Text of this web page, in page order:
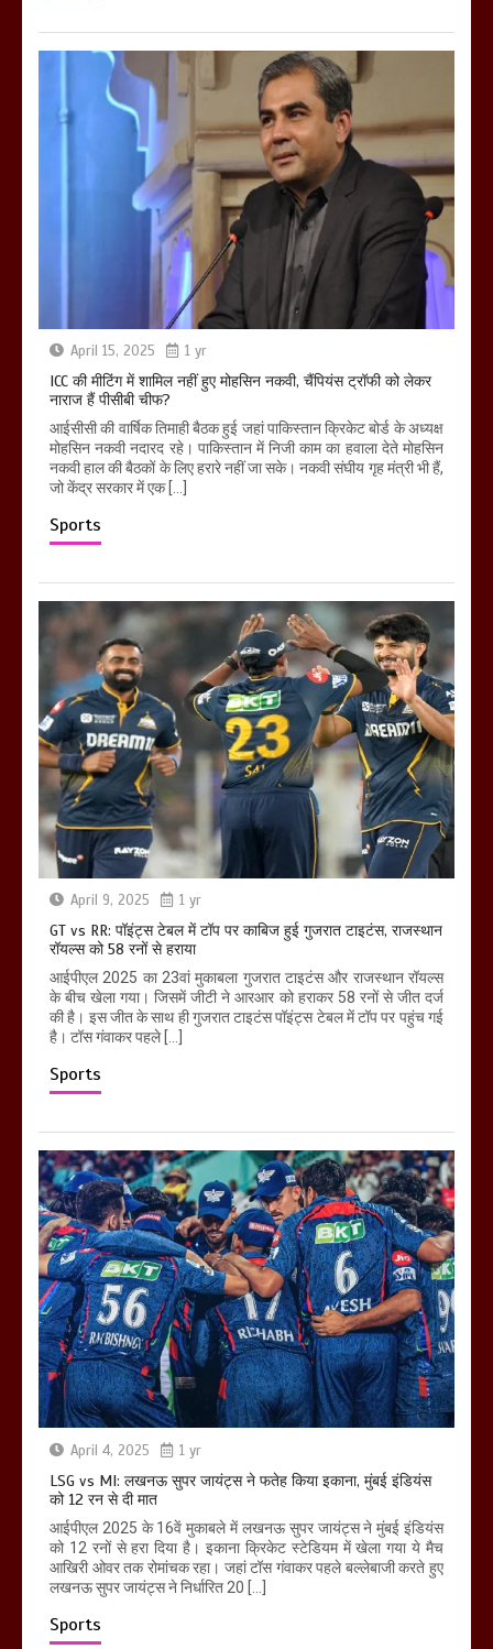
April 15, 2025 1 yr
ICC की मीटिंग में शामिल नहीं हुए मोहसिन नकवी, चैंपियंस ट्रॉफी को लेकर
नाराज हैं पीसीबी चीफ?
आईसीसी की वार्षिक तिमाही बैठक हुई जहां पाकिस्तान क्रिकेट बोर्ड के अध्यक्ष
मोहसिन नकवी नदारद रहे। पाकिस्तान में निजी काम का हवाला देते मोहसिन
नकवी हाल की बैठकों के लिए हरारे नहीं जा सके। नकवी संघीय गृह मंत्री भी हैं,
जो केंद्र सरकार में एक […]
Sports
April 9, 2025 1 yr
GT vs RR: पॉइंट्स टेबल में टॉप पर काबिज हुई गुजरात टाइटंस, राजस्थान
रॉयल्स को 58 रनों से हराया
आईपीएल 2025 का 23वां मुकाबला गुजरात टाइटंस और राजस्थान रॉयल्स
के बीच खेला गया। जिसमें जीटी ने आरआर को हराकर 58 रनों से जीत दर्ज
की है। इस जीत के साथ ही गुजरात टाइटंस पॉइंट्स टेबल में टॉप पर पहुंच गई
है। टॉस गंवाकर पहले […]
Sports
April 4, 2025 1 yr
LSG vs MI: लखनऊ सुपर जायंट्स ने फतेह किया इकाना, मुंबई इंडियंस
को 12 रन से दी मात
आईपीएल 2025 के 16वें मुकाबले में लखनऊ सुपर जायंट्स ने मुंबई इंडियंस
को 12 रनों से हरा दिया है। इकाना क्रिकेट स्टेडियम में खेला गया ये मैच
आखिरी ओवर तक रोमांचक रहा। जहां टॉस गंवाकर पहले बल्लेबाजी करते हुए
लखनऊ सुपर जायंट्स ने निर्धारित 20 […]
Sports